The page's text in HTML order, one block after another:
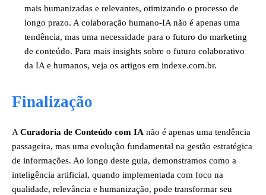
mais humanizadas e relevantes, otimizando o processo de
longo prazo. A colaboração humano-IA não é apenas uma
tendência, mas uma necessidade para o futuro do marketing
de conteúdo. Para mais insights sobre o futuro colaborativo
da IA e humanos, veja os artigos em indexe.com.br.
Finalização
ACuradoria de Conteúdo com IA não é apenas uma tendência
passageira, mas uma evolução fundamental na gestão estratégica
de informações. Ao longo deste guia, demonstramos como a
inteligência artificial, quando implementada com foco na
qualidade, relevância e humanização, pode transformar seu